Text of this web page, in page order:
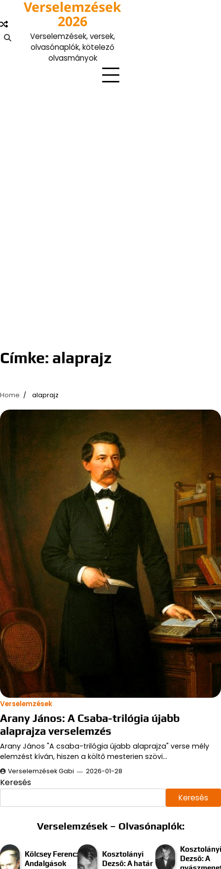
content
Verselemzések
2026
Verselemzések, versek,
olvasónaplók, kötelező
olvasmányok
Címke: alaprajz
Home alaprajz
Verselemzések
Arany János: A Csaba-trilógia újabb
alaprajza verselemzés
Arany János "A csaba-trilógia újabb alaprajza" verse mély
elemzést kíván, hiszen a költő mesterien szövi…
Verselemzések Gabi 2026-01-28
Keresés
Keresés
Verselemzések – Olvasónaplók:
Kölcsey Ferenc:
Andalgások
Kosztolányi
Dezső: A határ
Kosztolányi
Dezső: A